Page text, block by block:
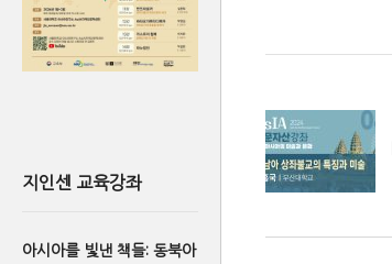
지인센 교육강좌
아시아를 빛낸 책들: 동북아